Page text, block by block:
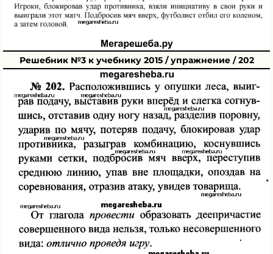
Решебник №3 к учебнику 2015 / упражнение / 202